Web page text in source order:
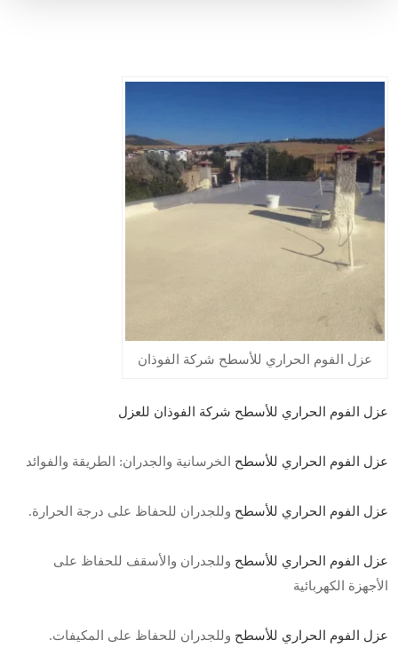
عزل الفوم الحراري للأسطح شركة الفوذان
عزل الفوم الحراري للأسطح شركة الفوذان للعزل
عزل الفوم الحراري للأسطح الخرسانية والجدران: الطريقة والفوائد
عزل الفوم الحراري للأسطح وللجدران للحفاظ على درجة الحرارة.
عزل الفوم الحراري للأسطح وللجدران والأسقف للحفاظ على
الأجهزة الكهربائية
عزل الفوم الحراري للأسطح وللجدران للحفاظ على المكيفات.